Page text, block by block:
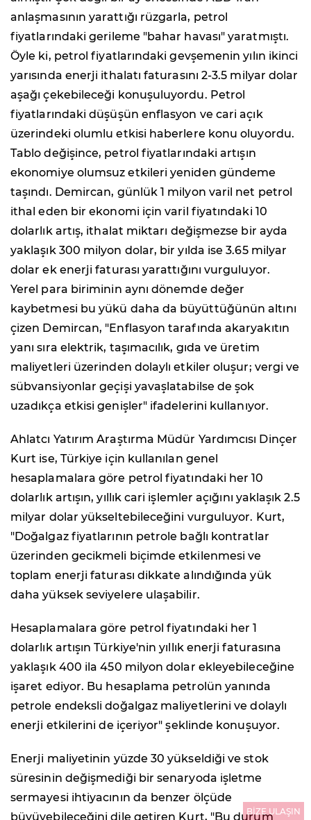
anlaşmasının yarattığı rüzgarla, petrol
fiyatlarındaki gerileme "bahar havası" yaratmıştı.
Öyle ki, petrol fiyatlarındaki gevşemenin yılın ikinci
yarısında enerji ithalatı faturasını 2-3.5 milyar dolar
aşağı çekebileceği konuşuluyordu. Petrol
fiyatlarındaki düşüşün enflasyon ve cari açık
üzerindeki olumlu etkisi haberlere konu oluyordu.
Tablo değişince, petrol fiyatlarındaki artışın
ekonomiye olumsuz etkileri yeniden gündeme
taşındı. Demircan, günlük 1 milyon varil net petrol
ithal eden bir ekonomi için varil fiyatındaki 10
dolarlık artış, ithalat miktarı değişmezse bir ayda
yaklaşık 300 milyon dolar, bir yılda ise 3.65 milyar
dolar ek enerji faturası yarattığını vurguluyor.
Yerel para biriminin aynı dönemde değer
kaybetmesi bu yükü daha da büyüttüğünün altını
çizen Demircan, "Enflasyon tarafında akaryakıtın
yanı sıra elektrik, taşımacılık, gıda ve üretim
maliyetleri üzerinden dolaylı etkiler oluşur; vergi ve
sübvansiyonlar geçişi yavaşlatabilse de şok
uzadıkça etkisi genişler" ifadelerini kullanıyor.
Ahlatcı Yatırım Araştırma Müdür Yardımcısı Dinçer
Kurt ise, Türkiye için kullanılan genel
hesaplamalara göre petrol fiyatındaki her 10
dolarlık artışın, yıllık cari işlemler açığını yaklaşık 2.5
milyar dolar yükseltebileceğini vurguluyor. Kurt,
"Doğalgaz fiyatlarının petrole bağlı kontratlar
üzerinden gecikmeli biçimde etkilenmesi ve
toplam enerji faturası dikkate alındığında yük
daha yüksek seviyelere ulaşabilir.
Hesaplamalara göre petrol fiyatındaki her 1
dolarlık artışın Türkiye'nin yıllık enerji faturasına
yaklaşık 400 ila 450 milyon dolar ekleyebileceğine
işaret ediyor. Bu hesaplama petrolün yanında
petrole endeksli doğalgaz maliyetlerini ve dolaylı
enerji etkilerini de içeriyor" şeklinde konuşuyor.
Enerji maliyetinin yüzde 30 yükseldiği ve stok
süresinin değişmediği bir senaryoda işletme
sermayesi ihtiyacının da benzer ölçüde
büyüyebileceğini dile getiren Kurt, "Bu durumBİZE ULAŞIN